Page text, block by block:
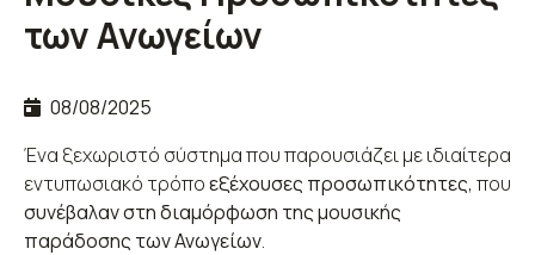
των Ανωγείων
08/08/2025
Ένα ξεχωριστό σύστημα που παρουσιάζει με ιδιαίτερα
εντυπωσιακό τρόποεξέχουσες προσωπικότητες, που
συνέβαλαν στη διαμόρφωση της μουσικής
παράδοσης των Ανωγείων.